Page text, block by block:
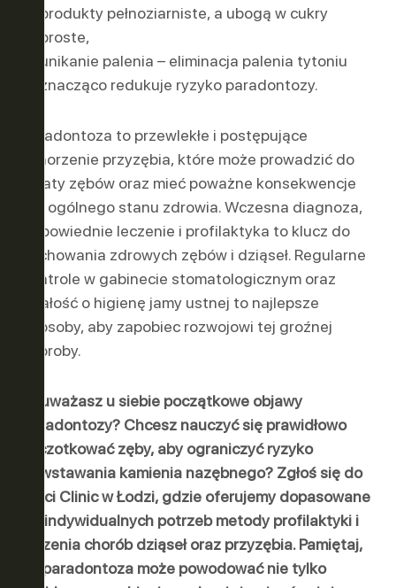
produkty pełnoziarniste, a ubogą w cukry
proste,
unikanie palenia – eliminacja palenia tytoniu
znacząco redukuje ryzyko paradontozy.
Paradontoza to przewlekłe i postępujące
schorzenie przyzębia, które może prowadzić do
utraty zębów oraz mieć poważne konsekwencje
dla ogólnego stanu zdrowia. Wczesna diagnoza,
odpowiednie leczenie i profilaktyka to klucz do
zachowania zdrowych zębów i dziąseł. Regularne
kontrole w gabinecie stomatologicznym oraz
dbałość o higienę jamy ustnej to najlepsze
sposoby, aby zapobiec rozwojowi tej groźnej
choroby.
Zauważasz u siebie początkowe objawy
paradontozy? Chcesz nauczyć się prawidłowo
szczotkować zęby, aby ograniczyć ryzyko
powstawania kamienia nazębnego? Zgłoś się do
Vinci Clinic w Łodzi, gdzie oferujemy dopasowane
do indywidualnych potrzeb metody profilaktyki i
leczenia chorób dziąseł oraz przyzębia. Pamiętaj,
że paradontoza może powodować nie tylko